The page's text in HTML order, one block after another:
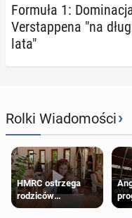
Formuła 1:
Ver­stap­pe­na "na
lata"
Rolki Wiadomości›
HMRC ostrzega
rodziców
pobierających Child